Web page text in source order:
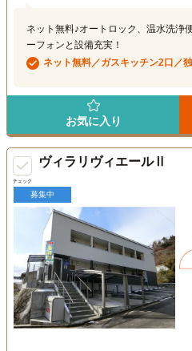
ネット無料♪オートロック、温水洗浄
ーフォンと設備充実！
ネット無料／ガスキッチン2口／
お気に入り
チェック
ヴィラリヴィエールⅡ
募集中